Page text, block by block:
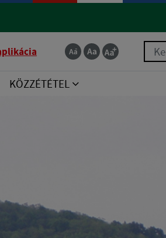
KÖZZÉTÉTEL